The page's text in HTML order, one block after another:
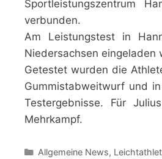
Sportleistungszentrum
verbunden.
Am Leistungstest in
Niedersachsen eingeladen
Getestet wurden die
Gummistabweitwurf und
Testergebnisse. Für
Mehrkampf.
Kategorien
Allgemeine News,